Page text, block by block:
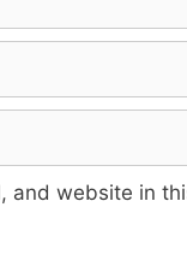
and website in